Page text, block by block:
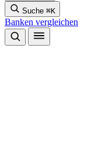
Suche ⌘K
Banken vergleichen